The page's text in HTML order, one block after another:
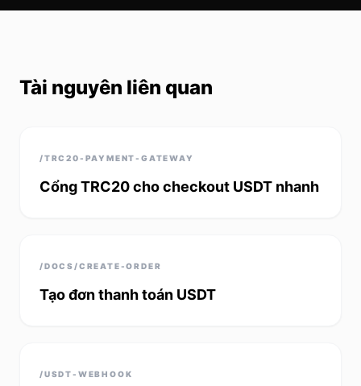
Tài nguyên liên quan
/TRC20-PAYMENT-GATEWAY
Cổng TRC20 cho checkout USDT nhanh
/DOCS/CREATE-ORDER
Tạo đơn thanh toán USDT
/USDT-WEBHOOK